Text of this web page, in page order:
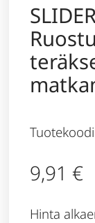
9,91 €
Hinta